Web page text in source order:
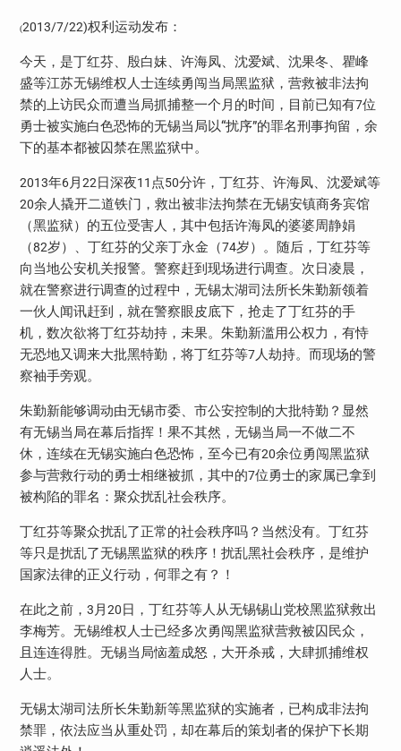
(2013/7/22)权利运动发布：
今天，是丁红芬、殷白妹、许海凤、沈爱斌、沈果冬、瞿峰
盛等江苏无锡维权人士连续勇闯当局黑监狱，营救被非法拘
禁的上访民众而遭当局抓捕整一个月的时间，目前已知有7位
勇士被实施白色恐怖的无锡当局以“扰序”的罪名刑事拘留，余
下的基本都被囚禁在黑监狱中。
2013年6月22日深夜11 点50分许，丁红芬、许海凤、沈爱斌等
20余人撬开二道铁门，救出被非法拘禁在无锡安镇商务宾馆
（黑监狱）的五位受害人，其中包括许海凤的婆婆周静娟
（82岁）、丁红芬的父亲丁永金（74岁）。随后，丁红芬等
向当地公安机关报警。警察赶到现场进行调查。次日凌晨，
就在警察进行调查的过程中，无锡太湖司法所长朱勤新领着
一伙人闻讯赶到，就在警察眼皮底下，抢走了丁红芬的手
机，数次欲将丁红芬劫持，未果。朱勤新滥用公权力，有恃
无恐地又调来大批黑特勤，将丁红芬等7人劫持。而现场的警
察袖手旁观。
朱勤新能够调动由无锡市委、市公安控制的大批特勤？显然
有无锡当局在幕后指挥！果不其然，无锡当局一不做二不
休，连续在无锡实施白色恐怖，至今已有20余位勇闯黑监狱
参与营救行动的勇士相继被抓，其中的7位勇士的家属已拿到
被构陷的罪名：聚众扰乱社会秩序。
丁红芬等聚众扰乱了正常的社会秩序吗？当然没有。丁红芬
等只是扰乱了无锡黑监狱的秩序！扰乱黑社会秩序，是维护
国家法律的正义行动，何罪之有？！
在此之前， 3月20日，丁红芬等人从无锡锡山党校黑监狱救出
李梅芳。无锡维权人士已经多次勇闯黑监狱营救被囚民众，
且连连得胜。无锡当局恼羞成怒，大开杀戒，大肆抓捕维权
人士。
无锡太湖司法所长朱勤新等黑监狱的实施者，已构成非法拘
禁罪，依法应当从重处罚，却在幕后的策划者的保护下长期